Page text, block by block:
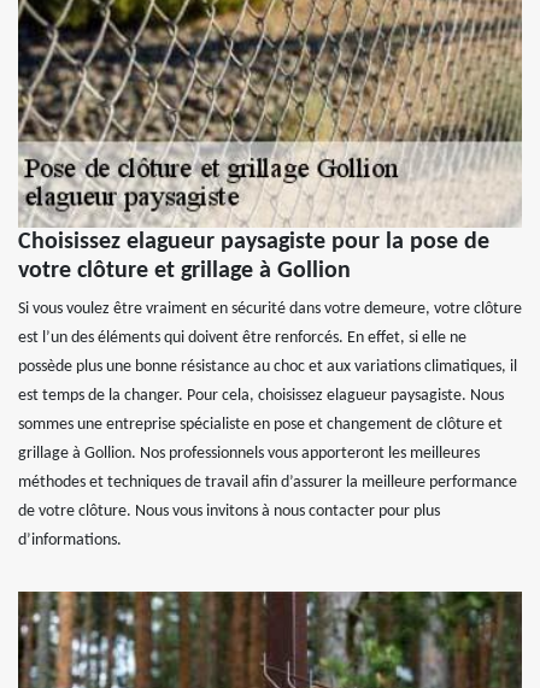
Choisissez elagueur paysagiste pour la pose de
votre clôture et grillage à Gollion
Si vous voulez être vraiment en sécurité dans votre demeure, votre clôture
est l’un des éléments qui doivent être renforcés. En effet, si elle ne
possède plus une bonne résistance au choc et aux variations climatiques, il
est temps de la changer. Pour cela, choisissez elagueur paysagiste. Nous
sommes une entreprise spécialiste en pose et changement de clôture et
grillage à Gollion. Nos professionnels vous apporteront les meilleures
méthodes et techniques de travail afin d’assurer la meilleure performance
de votre clôture. Nous vous invitons à nous contacter pour plus
d’informations.